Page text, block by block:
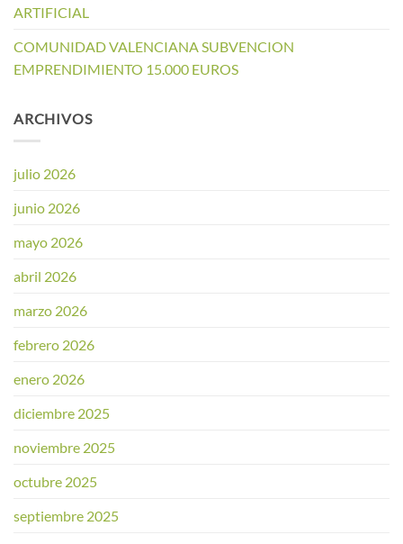
ARTIFICIAL
COMUNIDAD VALENCIANA SUBVENCION
EMPRENDIMIENTO 15.000 EUROS
ARCHIVOS
julio 2026
junio 2026
mayo 2026
abril 2026
marzo 2026
febrero 2026
enero 2026
diciembre 2025
noviembre 2025
octubre 2025
septiembre 2025